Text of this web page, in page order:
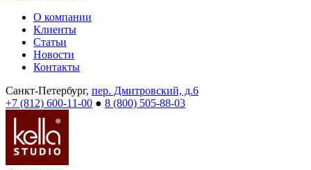
О компании
Клиенты
Статьи
Новости
Контакты
Санкт-Петербург, пер. Дмитровский, д.6
+7 (812) 600-11-00 ● 8 (800) 505-88-03